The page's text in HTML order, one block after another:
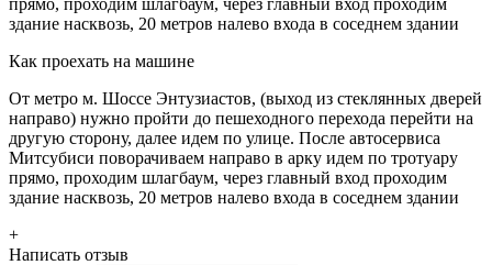
прямо, проходим шлагбаум, через главный вход проходим
здание насквозь, 20 метров налево входа в соседнем здании
Как проехать на машине
От метро м. Шоссе Энтузиастов, (выход из стеклянных дверей
направо) нужно пройти до пешеходного перехода перейти на
другую сторону, далее идем по улице. После автосервиса
Митсубиси поворачиваем направо в арку идем по тротуару
прямо, проходим шлагбаум, через главный вход проходим
здание насквозь, 20 метров налево входа в соседнем здании
+
Написать отзыв